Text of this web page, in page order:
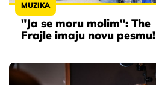
MUZIKA
"Ja se moru molim": The
Frajle imaju novu pesmu!